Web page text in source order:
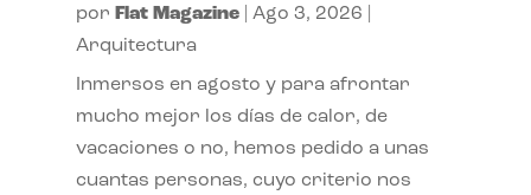
por Flat Magazine| Ago 3, 2026
Arquitectura
Inmersos en agosto y para afrontar
mucho mejor los días de calor, de
vacaciones o no, hemos pedido a unas
cuantas personas, cuyo criterio nos